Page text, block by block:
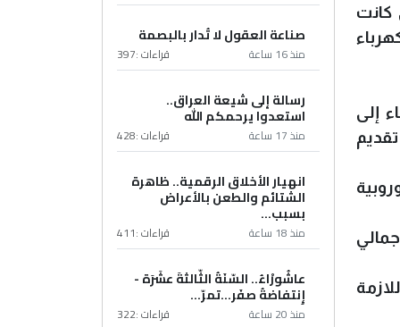
كانت
الطلب على الكهرباء
إلى
ليصل إجمالي
صناعة العقول لا تُدار بالبصمة
منذ 16 ساعة قراءات :397
رسالة إلى شيعة العراق..
استعدوا يرحمكم الله
منذ 17 ساعة قراءات :428
انهيار الأخلاق الرقمية.. ظاهرة
الشتائم والطعن بالأعراض
بسبب...
منذ 18 ساعة قراءات :411
عاشُورْاءُ.. السّنَةُ الثّالثةَ عشَرَة -
إِنتفاضةُ صفَر…تمرّ...
منذ 20 ساعة قراءات :322